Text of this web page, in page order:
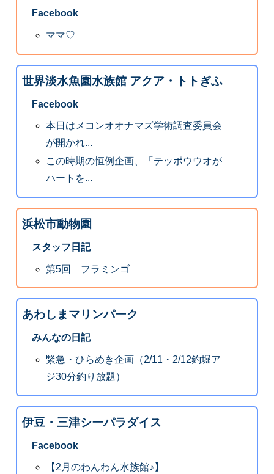
Facebook
ママ♡
世界淡水魚園水族館 アクア・トトぎふ
Facebook
本日はメコンオオナマズ学術調査委員会
が開かれ...
この時期の恒例企画、「テッポウウオが
ハートを...
浜松市動物園
スタッフ日記
第5回 フラミンゴ
あわしまマリンパーク
みんなの日記
緊急・ひらめき企画（2/11・2/12釣堀ア
ジ30分釣り放題）
伊豆・三津シーパラダイス
Facebook
【2月のわんわん水族館♪】